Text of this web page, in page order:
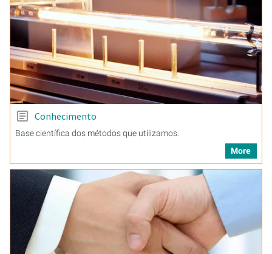
Conhecimento
Base científica dos métodos que utilizamos.
More